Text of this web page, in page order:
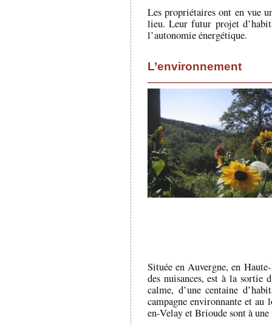
Les propriétaires ont en vue
lieu. Leur futur projet
l’autonomie énergétique.
L’environnement
Située en Auvergne, en
des nuisances, est à la sortie
calme, d’une centaine
campagne environnante et
en-Velay et Brioude sont à